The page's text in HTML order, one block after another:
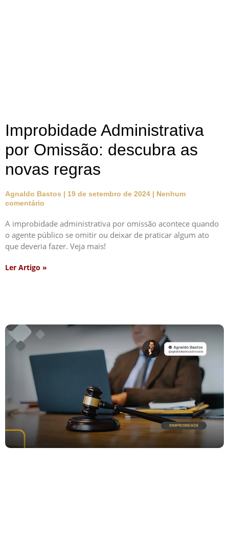
Improbidade Administrativa
por Omissão: descubra as
novas regras
Agnaldo Bastos 19 de setembro de 2024
Nenhum
comentário
A improbidade administrativa por omissão acontece quando
o agente público se omitir ou deixar de praticar algum ato
que deveria fazer. Veja mais!
Ler Artigo »